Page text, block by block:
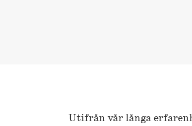
Utifrån vår långa